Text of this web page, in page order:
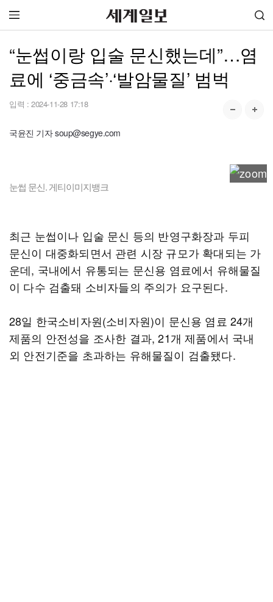
“눈썹이랑 입술 문신했는데”…염
료에 ‘중금속’·‘발암물질’ 범벅
입력 : 2024-11-28 17:18
국윤진 기자 soup@segye.com
눈썹 문신. 게티이미지뱅크
최근 눈썹이나 입술 문신 등의 반영구화장과 두피
문신이 대중화되면서 관련 시장 규모가 확대되는 가
운데, 국내에서 유통되는 문신용 염료에서 유해물질
이 다수 검출돼 소비자들의 주의가 요구된다.
28일 한국소비자원(소비자원)이 문신용 염료 24개
제품의 안전성을 조사한 결과, 21개 제품에서 국내
외 안전기준을 초과하는 유해물질이 검출됐다.